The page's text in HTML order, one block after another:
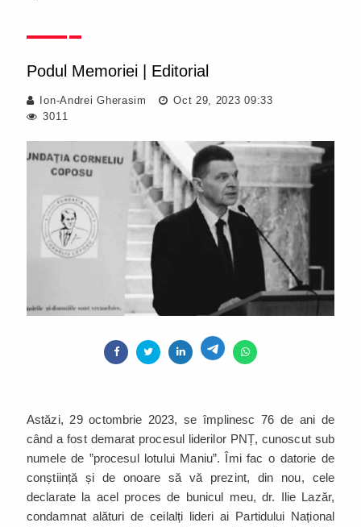
Podul Memoriei Editorial
Ion-Andrei Gherasim
Oct 29, 2023 09:33
3011
Astăzi, 29 octombrie 2023, se împlinesc 76 de ani de
când a fost demarat procesul liderilor PNȚ, cunoscut sub
numele de ”procesul lotului Maniu”. Îmi fac o datorie de
conștiință și de onoare să vă prezint, din nou, cele
declarate la acel proces de bunicul meu, dr. Ilie Lazăr,
condamnat alături de ceilalți lideri ai Partidului Național